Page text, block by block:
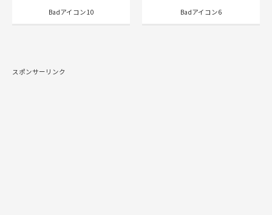
Badアイコン10 Badアイコン6
スポンサーリンク